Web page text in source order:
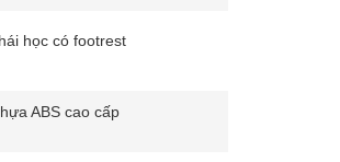
học có footrest
ABS cao cấp